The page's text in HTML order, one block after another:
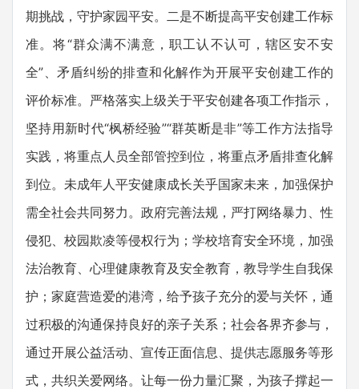
期挑战，守护家园平安。二是不断提高平安创建工作标
准。将“群众满不满意，职工认不认可，辖区安不安
全”、矛盾纠纷的排查和化解作为开展平安创建工作的
评价标准。严格落实上级关于平安创建各项工作指示，
坚持用新时代“枫桥经验”“群英断是非”等工作方法指导
实践，将重点人员全部管控到位，将重点矛盾排查化解
到位。未成年人平安健康成长关乎国家未来，加强保护
需全社会共同努力。政府完善法规，严打网络暴力、性
侵犯、校园欺凌等侵权行为；学校培育安全环境，加强
法治教育、心理健康教育及安全教育，教导学生自我保
护；家庭营造爱的港湾，给予孩子充分的爱与关怀，通
过积极的沟通保持良好的亲子关系；社会各界齐参与，
通过开展公益活动、宣传正面信息、提供志愿服务等形
式，共织关爱网络。让每一份力量汇聚，为孩子撑起一